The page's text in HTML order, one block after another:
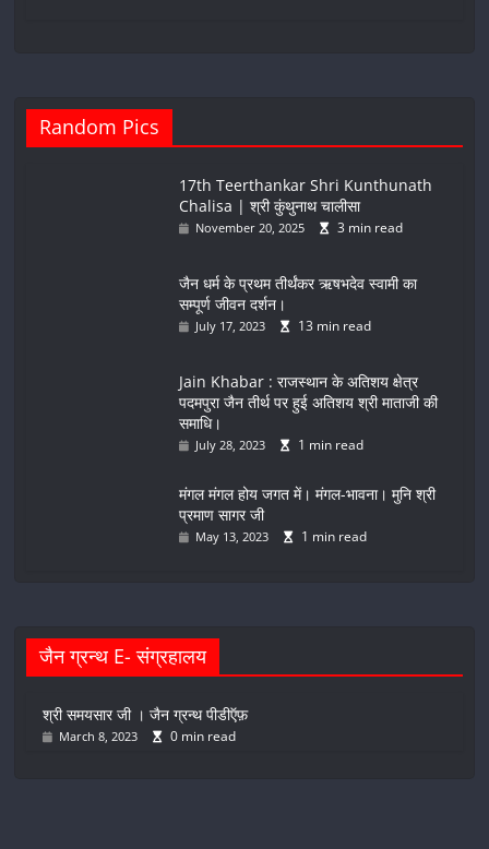
Random Pics
17th Teerthankar Shri Kunthunath
Chalisa | श्री कुंथुनाथ चालीसा
November 20, 2025 3 min read
जैन धर्म के प्रथम तीर्थंकर ऋषभदेव स्वामी का
सम्पूर्ण जीवन दर्शन।
July 17, 2023 13 min read
Jain Khabar : राजस्थान के अतिशय क्षेत्र
पदमपुरा जैन तीर्थ पर हुई अतिशय श्री माताजी की
समाधि।
July 28, 2023 1 min read
मंगल मंगल होय जगत में। मंगल-भावना। मुनि श्री
प्रमाण सागर जी
May 13, 2023 1 min read
जैन ग्रन्थ E- संग्रहालय
श्री समयसार जी । जैन ग्रन्थ पीडीऍफ़
March 8, 2023 0 min read